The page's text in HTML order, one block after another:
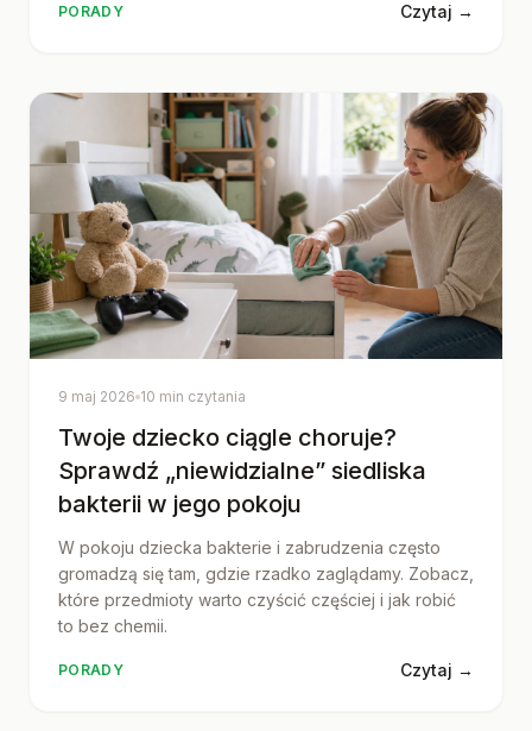
PORADY Czytaj →
9 maj 2026 10 min czytania
Twoje dziecko ciągle choruje?
Sprawdź „niewidzialne” siedliska
bakterii w jego pokoju
W pokoju dziecka bakterie i zabrudzenia często
gromadzą się tam, gdzie rzadko zaglądamy. Zobacz,
które przedmioty warto czyścić częściej i jak robić
to bez chemii.
PORADY Czytaj →